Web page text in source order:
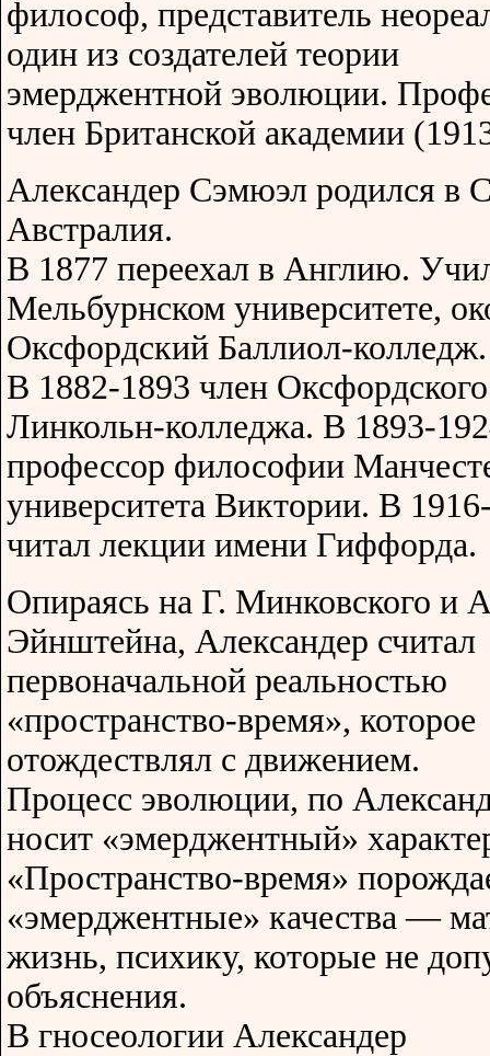
философ, представитель
один из создателей теории
эмерджентной эволюции.
член Британской академии
Александер Сэмюэл родился в
Австралия.
В 1877 переехал в Англию.
Мельбурнском университете,
Оксфордский Баллиол-колледж.
В 1882-1893 член Оксфордского
Линкольн-колледжа. В 1893-
профессор философии
университета Виктории. В
читал лекции имени Гиффорда.
Опираясь на Г. Минковского и
Эйнштейна, Александер считал
первоначальной реальностью
«пространство-время», которое
отождествлял с движением.
Процесс эволюции, по
носит «эмерджентный»
«Пространство-время»
«эмерджентные» качества —
жизнь, психику, которые не
объяснения.
В гносеологии Александер